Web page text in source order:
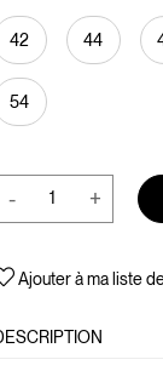
42 44
54
- +
Ajouter à ma liste